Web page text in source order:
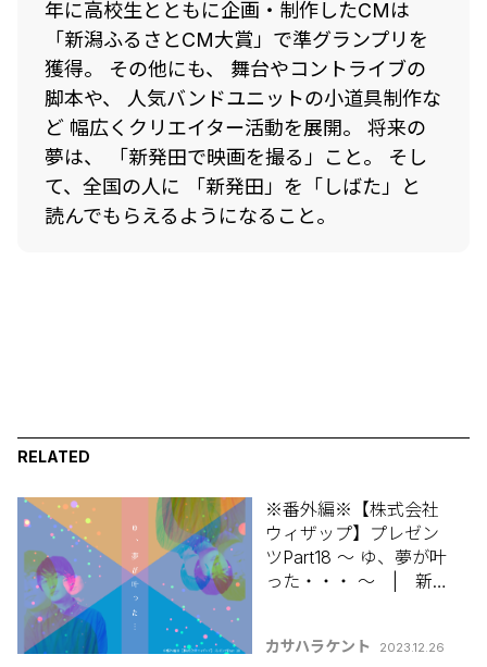
年に高校生とともに企画・制作したCMは
「新潟ふるさとCM大賞」で準グランプリを
獲得。 その他にも、 舞台やコントライブの
脚本や、 人気バンドユニットの小道具制作な
ど 幅広くクリエイター活動を展開。 将来の
夢は、 「新発田で映画を撮る」こと。 そし
て、全国の人に 「新発田」を「しばた」と
読んでもらえるようになること。
RELATED
※番外編※【株式会社
ウィザップ】プレゼン
ツPart18 ～ ゆ、夢が叶
った・・・ ～ | 新発
ばいいんですか？】
カサハラケント 2023.12.26